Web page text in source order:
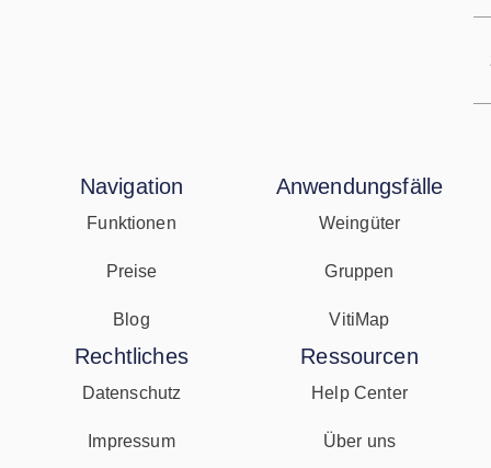
Navigation
Funktionen
Preise
Blog
Anwendungsfälle
Weingüter
Gruppen
VitiMap
Rechtliches
Datenschutz
Impressum
Ressourcen
Help Center
Über uns